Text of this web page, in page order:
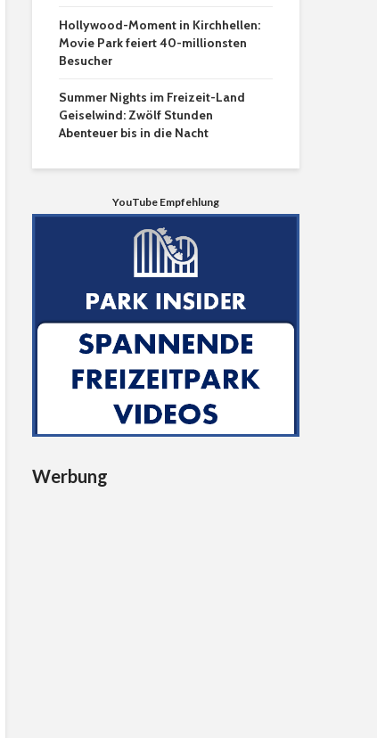
Hollywood-Moment in Kirchhellen:
Movie Park feiert 40-millionsten
Besucher
Summer Nights im Freizeit-Land
Geiselwind: Zwölf Stunden
Abenteuer bis in die Nacht
YouTube Empfehlung
Werbung